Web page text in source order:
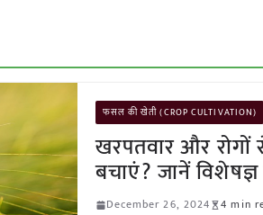
फसल की खेती (CROP CULTIVATION)
खरपतवार और
बचाएं? जानें
December 26, 2024 4 min